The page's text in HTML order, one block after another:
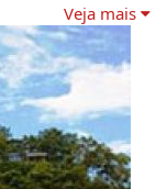
Veja mais